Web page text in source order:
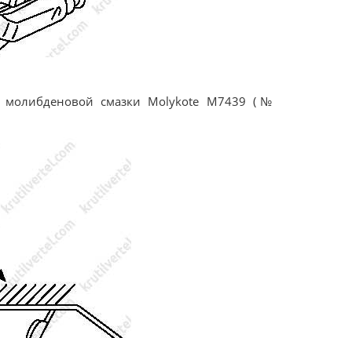
смазки Molykote M7439 (№